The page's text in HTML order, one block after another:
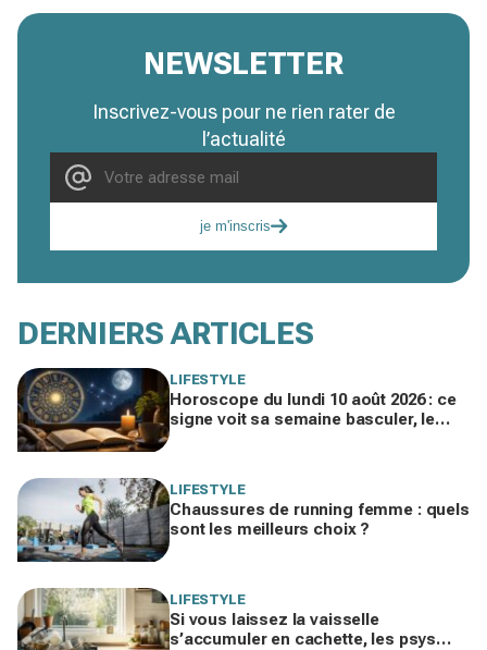
NEWSLETTER
Inscrivez-vous pour ne rien rater de
l’actualité
je m'inscris
DERNIERS ARTICLES
LIFESTYLE
Horoscope du lundi 10 août 2026 : ce
signe voit sa semaine basculer, le
LIFESTYLE
Chaussures de running femme : quels
sont les meilleurs choix ?
LIFESTYLE
Si vous laissez la vaisselle
s’accumuler en cachette, les psys